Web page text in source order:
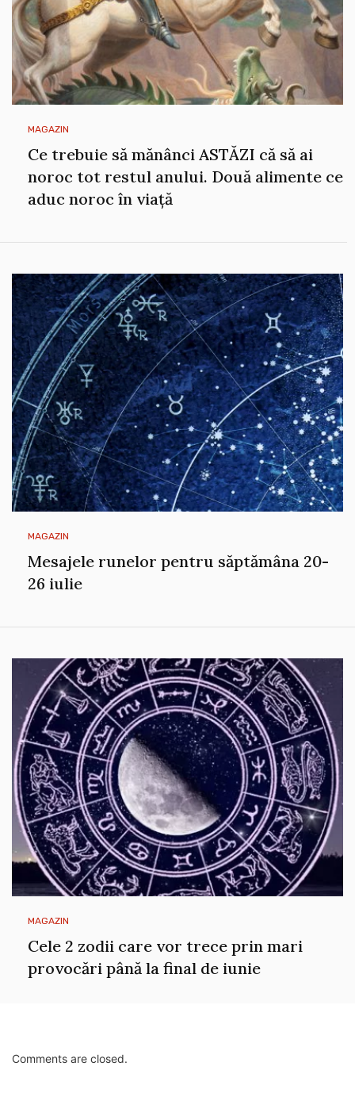
MAGAZIN
Ce trebuie să mănânci ASTĂZI că să ai
noroc tot restul anului. Două alimente ce
aduc noroc în viață
MAGAZIN
Mesajele runelor pentru săptămâna 20-
26 iulie
MAGAZIN
Cele 2 zodii care vor trece prin mari
provocări până la final de iunie
Comments are closed.